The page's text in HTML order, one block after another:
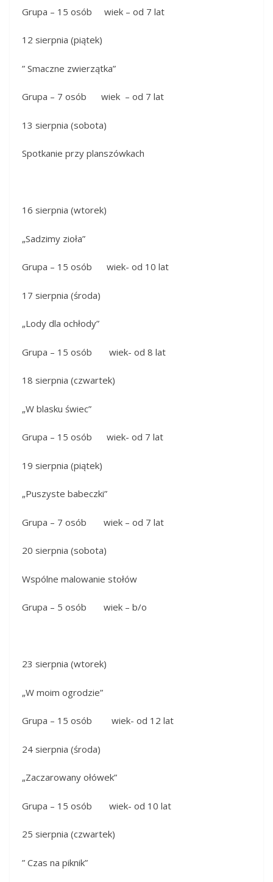
Grupa – 15 osób wiek – od 7 lat
12 sierpnia (piątek)
” Smaczne zwierzątka”
Grupa – 7 osób wiek – od 7 lat
13 sierpnia (sobota)
Spotkanie przy planszówkach
16 sierpnia (wtorek)
„Sadzimy zioła”
Grupa – 15 osób wiek- od 10 lat
17 sierpnia (środa)
„Lody dla ochłody”
Grupa – 15 osób wiek- od 8 lat
18 sierpnia (czwartek)
„W blasku świec”
Grupa – 15 osób wiek- od 7 lat
19 sierpnia (piątek)
„Puszyste babeczki”
Grupa – 7 osób wiek – od 7 lat
20 sierpnia (sobota)
Wspólne malowanie stołów
Grupa – 5 osób wiek – b/o
23 sierpnia (wtorek)
„W moim ogrodzie”
Grupa – 15 osób wiek- od 12 lat
24 sierpnia (środa)
„Zaczarowany ołówek”
Grupa – 15 osób wiek- od 10 lat
25 sierpnia (czwartek)
” Czas na piknik”